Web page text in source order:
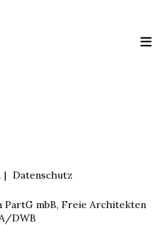
Datenschutz
mbB, Freie Architekten
DWB